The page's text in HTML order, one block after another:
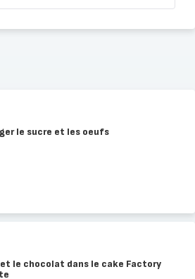
le sucre et les oeufs
le chocolat dans le cake Factory